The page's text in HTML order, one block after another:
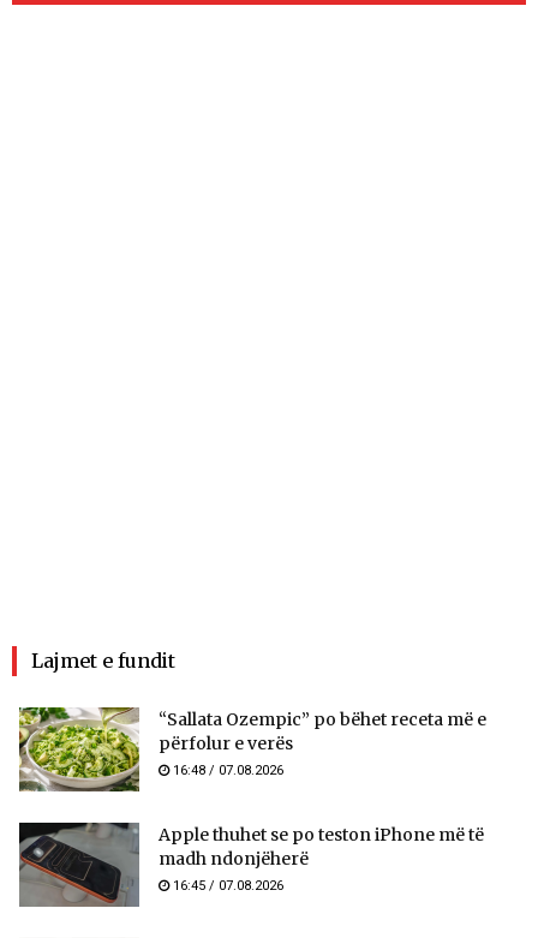
Lajmet e fundit
“Sallata Ozempic” po bëhet receta më e
përfolur e verës
16:48 / 07.08.2026
Apple thuhet se po teston iPhone më të
madh ndonjëherë
16:45 / 07.08.2026